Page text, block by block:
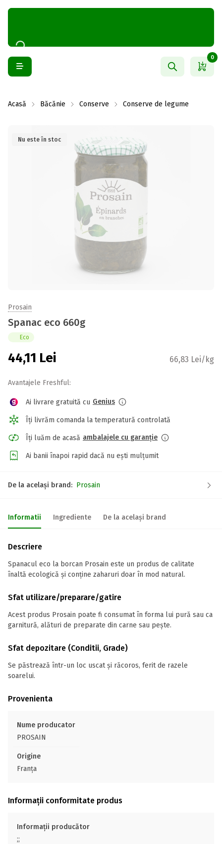
0
Acasă Băcănie Conserve Conserve de legume
Nu este în stoc
Prosain
Spanac eco 660g
Eco
44,11 Lei 66,83 Lei/kg
Avantajele Freshful:
Ai livrare gratuită cu Genius
Îți livrăm comanda la temperatură controlată
Îți luăm de acasă ambalajele cu garanție
Ai banii înapoi rapid dacă nu ești mulțumit
De la același brand: Prosain
Informatii Ingrediente De la același brand
Descriere
Spanacul eco la borcan Prosain este un produs de calitate
înaltă ecologică și conține zaharuri doar în mod natural.
Sfat utilizare/preparare/gatire
Acest produs Prosain poate fi consumat în forma lui pură sau ca
garnitură, alături de preparate din carne sau pește.
Sfat depozitare (Conditii, Grade)
Se păstrează într-un loc uscat și răcoros, ferit de razele
soarelui.
Provenienta
Nume producator
PROSAIN
Origine
Franţa
Informații conformitate produs
Informații producător
;;